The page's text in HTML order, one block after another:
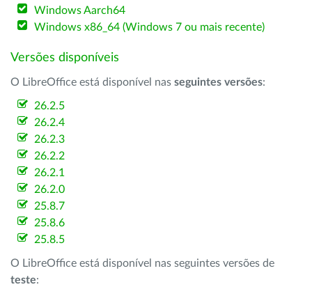
Windows Aarch64
Windows x86_64 (Windows 7 ou mais recente)
Versões disponíveis
O LibreOffice está disponível nas seguintes versões:
26.2.5
26.2.4
26.2.3
26.2.2
26.2.1
26.2.0
25.8.7
25.8.6
25.8.5
O LibreOffice está disponível nas seguintes versões de
teste: